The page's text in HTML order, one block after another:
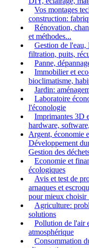
Vos montages
construction:
Rénovation,
et méthodes...
Gestion de l'eau,
filtration, puits,
Panne,
Immobilier et
bioclimatisme,
Jardin:
Laboratoire
l'éconologie
Imprimantes 3D
hardware,
Argent, économie
Développement
Gestion des
Economie et
écologiques
Avis et test de
arnaques et
pour mieux choisir
Agriculture:
solutions
Pollution de l'air
atmosphérique
Consommation